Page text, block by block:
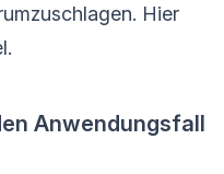
Hier
Anwendungsfall